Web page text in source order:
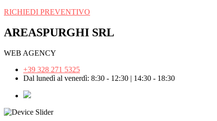
RICHIEDI PREVENTIVO
AREASPURGHI SRL
WEB AGENCY
+39 328 271 5325
Dal lunedì al venerdì: 8:30 - 12:30 | 14:30 - 18:30